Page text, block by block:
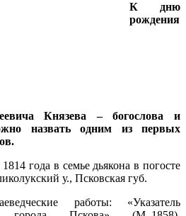
К дню
рождения
Князева – богослова и
назвать одним из первых
года в семье дьякона в погосте
у., Псковская губ.
работы: «Указатель